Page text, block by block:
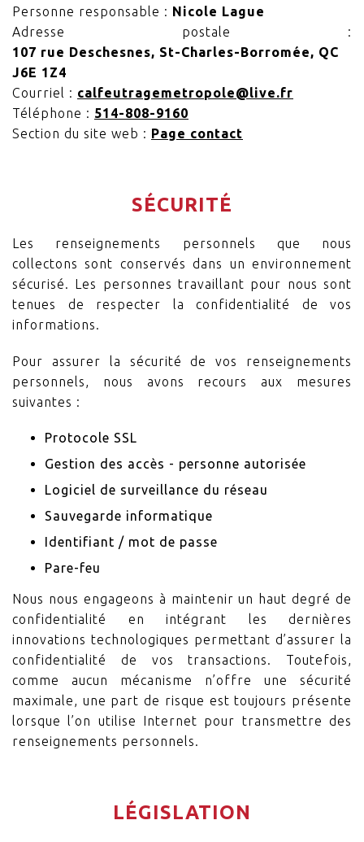
Personne responsable : Nicole Lague
Adresse postale :
107 rue Deschesnes, St-Charles-Borromée, QC
J6E 1Z4
Courriel : calfeutragemetropole@live.fr
Téléphone : 514-808-9160
Section du site web : Page contact
SÉCURITÉ
Les renseignements personnels que nous
collectons sont conservés dans un environnement
sécurisé. Les personnes travaillant pour nous sont
tenues de respecter la confidentialité de vos
informations.
Pour assurer la sécurité de vos renseignements
personnels, nous avons recours aux mesures
suivantes :
Protocole SSL
Gestion des accès - personne autorisée
Logiciel de surveillance du réseau
Sauvegarde informatique
Identifiant / mot de passe
Pare-feu
Nous nous engageons à maintenir un haut degré de
confidentialité en intégrant les dernières
innovations technologiques permettant d’assurer la
confidentialité de vos transactions. Toutefois,
comme aucun mécanisme n’offre une sécurité
maximale, une part de risque est toujours présente
lorsque l’on utilise Internet pour transmettre des
renseignements personnels.
LÉGISLATION